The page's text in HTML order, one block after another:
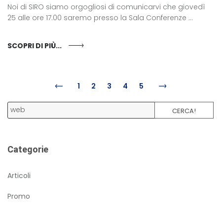
Noi di SIRO siamo orgogliosi di comunicarvi che giovedì
25 alle ore 17.00 saremo presso la Sala Conferenze ...
SCOPRI DI PIÙ...
1 2 3 4 5
CERCA!
Categorie
Articoli
Promo